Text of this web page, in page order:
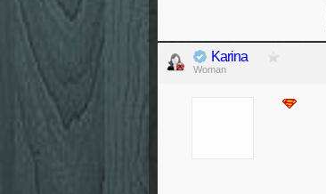
Karina
Woman